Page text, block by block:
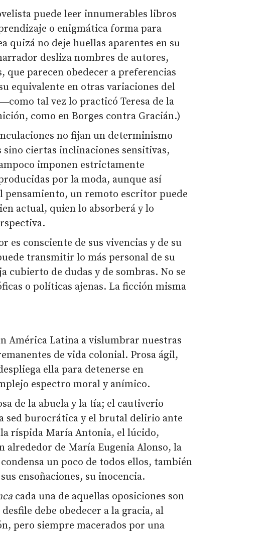
puede leer innumerables libros
o enigmática forma para
quizá no deje huellas aparentes en su
desliza nombres de autores,
que parecen obedecer a preferencias
equivalente en otras variaciones del
tal vez lo practicó Teresa de la
como en Borges contra Gracián.)
no fijan un determinismo
ciertas inclinaciones sensitivas,
imponen estrictamente
por la moda, aunque así
pensamiento, un remoto escritor puede
actual, quien lo absorberá y lo
es consciente de sus vivencias y de su
transmitir lo más personal de su
cubierto de dudas y de sombras. No se
o políticas ajenas. La ficción misma
América Latina a vislumbrar nuestras
de vida colonial. Prosa ágil,
ella para detenerse en
espectro moral y anímico.
de la abuela y la tía; el cautiverio
sed burocrática y el brutal delirio ante
ríspida María Antonia, el lúcido,
alrededor de María Eugenia Alonso, la
un poco de todos ellos, también
ensoñaciones, su inocencia.
cada una de aquellas oposiciones son
debe obedecer a la gracia, al
pero siempre macerados por una